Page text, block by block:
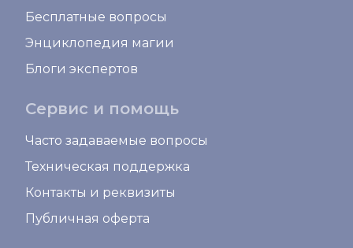
Бесплатные вопросы
Энциклопедия магии
Блоги экспертов
Сервис и помощь
Часто задаваемые вопросы
Техническая поддержка
Контакты и реквизиты
Публичная оферта